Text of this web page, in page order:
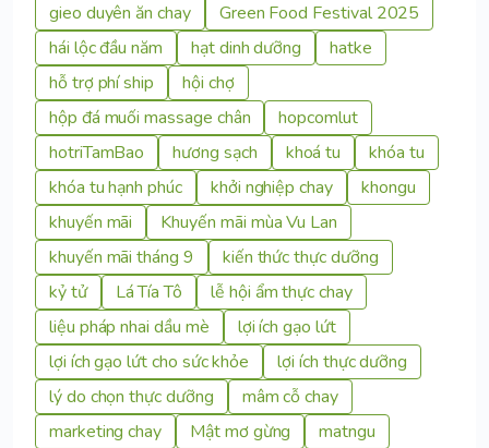
gieo duyên ăn chay
Green Food Festival 2025
hái lộc đầu năm
hạt dinh dưỡng
hatke
hỗ trợ phí ship
hội chợ
hộp đá muối massage chân
hopcomlut
hotriTamBao
hương sạch khoá tu
khóa tu
khóa tu hạnh phúc
khởi nghiệp chay
khongu
khuyến mãi
Khuyến mãi mùa Vu Lan
khuyến mãi tháng 9
kiến thức thực dưỡng
kỷ tử
Lá Tía Tô
lễ hội ẩm thực chay
liệu pháp nhai dầu mè
lợi ích gạo lứt
lợi ích gạo lứt cho sức khỏe
lợi ích thực dưỡng
lý do chọn thực dưỡng
mâm cỗ chay
marketing chay
Mật mơ gừng
matngu